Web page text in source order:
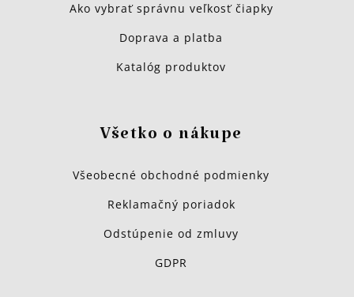
Ako vybrať správnu veľkosť čiapky
Doprava a platba
Katalóg produktov
Všetko o nákupe
Všeobecné obchodné podmienky
Reklamačný poriadok
Odstúpenie od zmluvy
GDPR